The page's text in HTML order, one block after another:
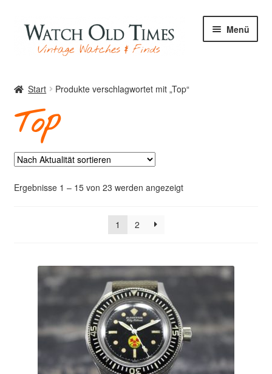
Zur
Navigation
springen
Zum
Inhalt
springen
Menü
Uhren
Über mich
Kontakt
Start Produkte verschlagwortet mit „Top“
Top
Ergebnisse 1 – 15 von 23 werden angezeigtNach
1
2